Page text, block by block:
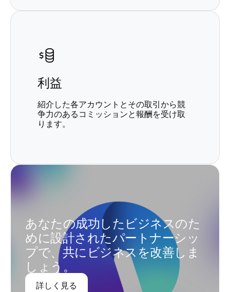
利益
紹介した各アカウントとその取引から競
争力のあるコミッションと報酬を受け取
ります。
あなたの成功したビジネスのた
めに設計されたパートナーシッ
プで、共にビジネスを改善しま
しょう。
詳しく見る